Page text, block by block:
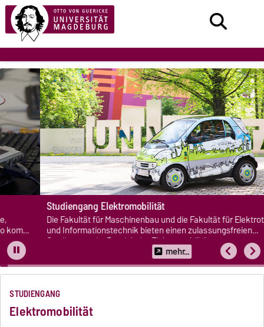
Studiengang Elektromobilität
Die Fakultät für Maschinenbau und die Fakultät für Elektrotechnik
und Informationstechnik bieten einen zulassungsfreien
Studiengang im Bereich der Elektromobilität an.
…
STUDIENGANG
Elektromobilität